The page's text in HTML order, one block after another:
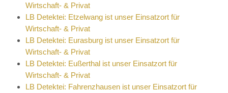
Wirtschaft- & Privat
LB Detektei: Etzelwang ist unser Einsatzort für
Wirtschaft- & Privat
LB Detektei: Eurasburg ist unser Einsatzort für
Wirtschaft- & Privat
LB Detektei: Eußerthal ist unser Einsatzort für
Wirtschaft- & Privat
LB Detektei: Fahrenzhausen ist unser Einsatzort für